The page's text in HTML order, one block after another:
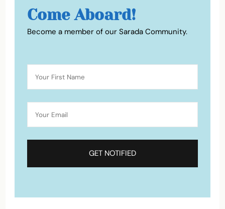
Come Aboard!
Become a member of our Sarada Community.